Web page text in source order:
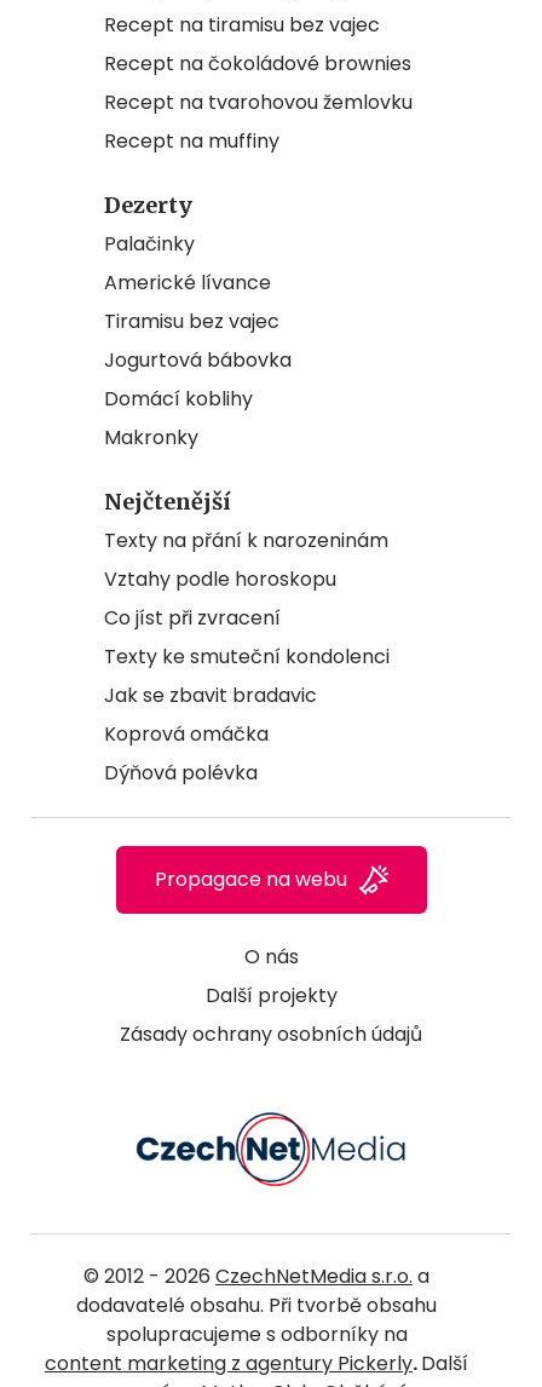
Recept na tiramisu bez vajec
Recept na čokoládové brownies
Recept na tvarohovou žemlovku
Recept na muffiny
Dezerty
Palačinky
Americké lívance
Tiramisu bez vajec
Jogurtová bábovka
Domácí koblihy
Makronky
Nejčtenější
Texty na přání k narozeninám
Vztahy podle horoskopu
Co jíst při zvracení
Texty ke smuteční kondolenci
Jak se zbavit bradavic
Koprová omáčka
Dýňová polévka
O nás
Další projekty
Zásady ochrany osobních údajů
Propagace na webu
© 2012 - 2026 CzechNetMedia s.r.o. a
dodavatelé obsahu. Při tvorbě obsahu
spolupracujeme s odborníky na
content marketing z agentury Pickerly.Další